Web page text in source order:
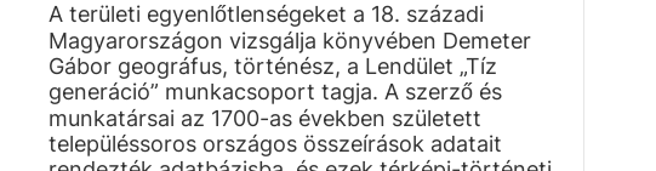
A területi egyenlőtlenségeket a 18. századi
Magyarországon vizsgálja könyvében Demeter
Gábor geográfus, történész, a Lendület „Tíz
generáció” munkacsoport tagja. A szerző és
munkatársai az 1700-as években született
településsoros országos összeírások adatait